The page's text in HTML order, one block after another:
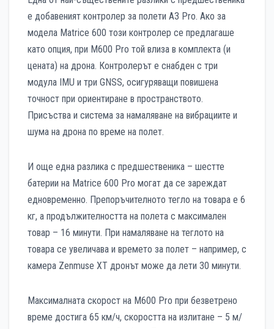
е добавеният контролер за полети A3 Pro. Ако за
модела Matrice 600 този контролер се предлагаше
като опция, при M600 Pro той влиза в комплекта (и
цената) на дрона. Контролерът е снабден с три
модула IMU и три GNSS, осигуряващи повишена
точност при ориентиране в пространството.
Присъства и система за намаляване на вибрациите и
шума на дрона по време на полет.
И още една разлика с предшественика – шестте
батерии на Matrice 600 Pro могат да се зареждат
едновременно. Препоръчителното тегло на товара е 6
кг, а продължителността на полета с максимален
товар – 16 минути. При намаляване на теглото на
товара се увеличава и времето за полет – например, с
камера Zenmuse XT дронът може да лети 30 минути.
Максималната скорост на M600 Pro при безветрено
време достига 65 км/ч, скоростта на излитане – 5 м/